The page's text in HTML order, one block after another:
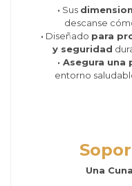
· Sus
descanse
· Diseñado para
y seguridad
· Asegura
entorno
Una